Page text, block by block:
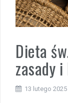
Dieta
zasady
13 lutego 2025